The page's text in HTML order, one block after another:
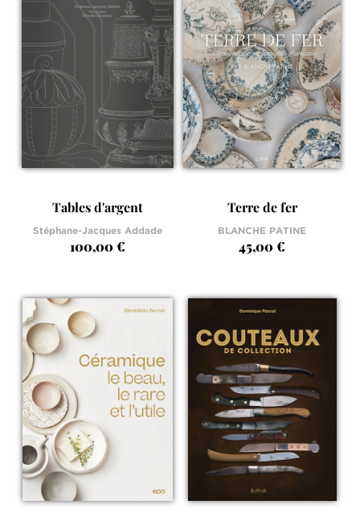
Tables d'argent
Stéphane-Jacques Addade
100,00 €
Terre de fer
BLANCHE PATINE
45,00 €